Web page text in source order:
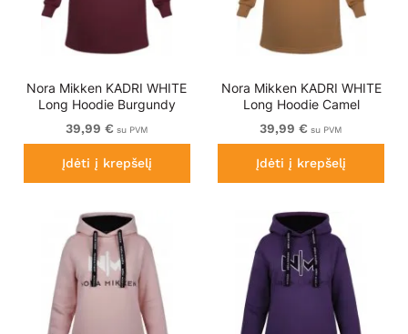
Nora Mikken KADRI WHITE
Long Hoodie Burgundy
39,99 € su PVM
Įdėti į krepšelį
Nora Mikken KADRI WHITE
Long Hoodie Camel
39,99 € su PVM
Įdėti į krepšelį